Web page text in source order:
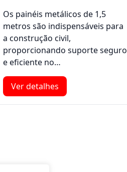
Os painéis metálicos de 1,5
metros são indispensáveis para
a construção civil,
proporcionando suporte seguro
e eficiente no…
Ver detalhes